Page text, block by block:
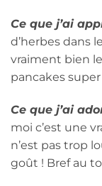
Ce que j’ai
d’herbes dans
vraiment bien
pancakes
Ce que j’ai
moi c’est une
n’est pas trop
goût ! Bref au